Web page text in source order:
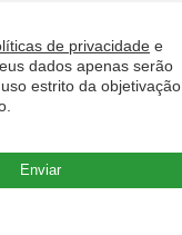
de privacidade e
dados apenas serão
estrito da objetivação